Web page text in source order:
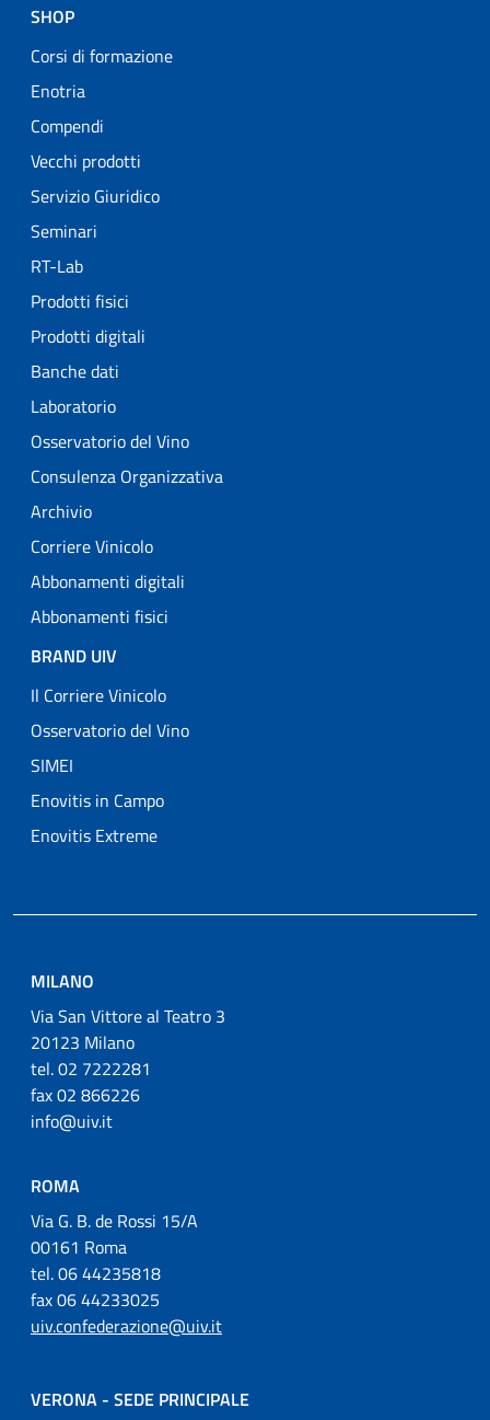
SHOP
Corsi di formazione
Enotria
Compendi
Vecchi prodotti
Servizio Giuridico
Seminari
RT-Lab
Prodotti fisici
Prodotti digitali
Banche dati
Laboratorio
Osservatorio del Vino
Consulenza Organizzativa
Archivio
Corriere Vinicolo
Abbonamenti digitali
Abbonamenti fisici
BRAND UIV
Il Corriere Vinicolo
Osservatorio del Vino
SIMEI
Enovitis in Campo
Enovitis Extreme
MILANO
Via San Vittore al Teatro 3
20123 Milano
tel. 02 7222281
fax 02 866226
info@uiv.it
ROMA
Via G. B. de Rossi 15/A
00161 Roma
tel. 06 44235818
fax 06 44233025
uiv.confederazione@uiv.it
VERONA - SEDE PRINCIPALE